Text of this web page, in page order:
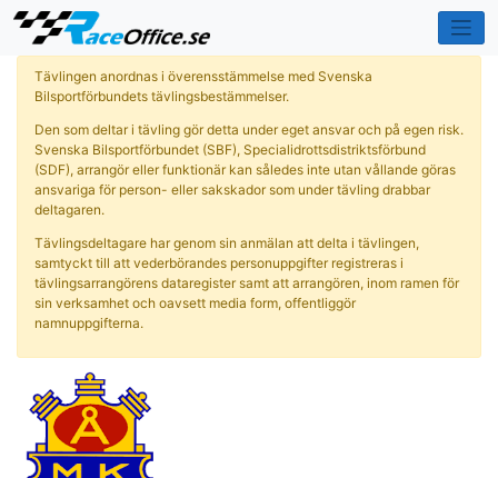
Tävlingen anordnas i överensstämmelse med Svenska
Bilsportförbundets tävlingsbestämmelser.
Den som deltar i tävling gör detta under eget ansvar och på egen risk.
Svenska Bilsportförbundet (SBF), Specialidrottsdistriktsförbund
(SDF), arrangör eller funktionär kan således inte utan vållande göras
ansvariga för person- eller sakskador som under tävling drabbar
deltagaren.
Tävlingsdeltagare har genom sin anmälan att delta i tävlingen,
samtyckt till att vederbörandes personuppgifter registreras i
tävlingsarrangörens dataregister samt att arrangören, inom ramen för
sin verksamhet och oavsett media form, offentliggör
namnuppgifterna.